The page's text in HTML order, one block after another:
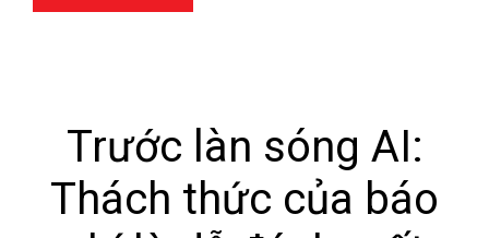
Trước làn sóng AI:
Thách thức của báo